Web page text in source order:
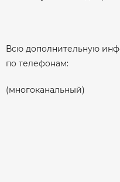
Всю дополнительную
по телефонам:
(многоканальный)